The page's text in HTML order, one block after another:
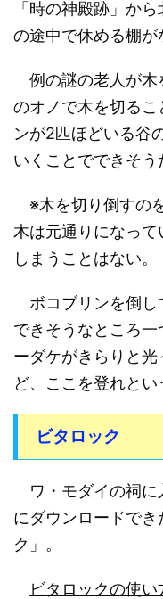
「時の神殿跡」か
の途中で休める棚が
例の謎の老人が木
のオノで木を切るこ
ンが2匹ほどいる谷
いくことでできそう
※木を切り倒すの
木は元通りになっ
しまうことはない。
ボコブリンを倒し
できそうなところ
ーダケがきらりと
ど、ここを登れとい
ビタロック
ワ・モダイの祠に
にダウンロードで
ク」。
ビタロックの使